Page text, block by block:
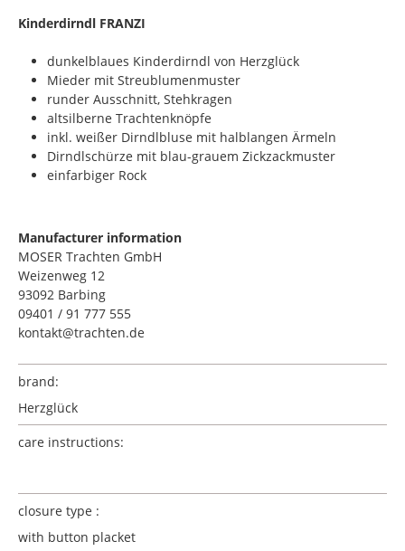
​Kinderdirndl FRANZI
dunkelblaues Kinderdirndl von Herzglück
Mieder mit Streublumenmuster
runder Ausschnitt, Stehkragen
altsilberne Trachtenknöpfe
inkl. weißer Dirndlbluse mit halblangen Ärmeln
Dirndlschürze mit blau-grauem Zickzackmuster
einfarbiger Rock
Manufacturer information
MOSER Trachten GmbH
Weizenweg 12
93092 Barbing
09401 / 91 777 555
kontakt@trachten.de
brand:
Herzglück
care instructions:
closure type :
with button placket